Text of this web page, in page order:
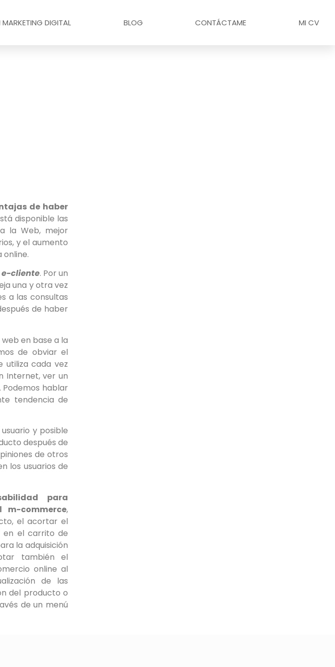
MARKETING DIGITAL BLOG CONTÁCTAME MI CV
de haber
disponible las
la Web, mejor
y el aumento
online.
e-cliente. Por un
una y otra vez
a las consultas
de haber
en base a la
de obviar el
utiliza cada vez
Internet, ver un
hablar
tendencia de
y posible
después de
de otros
los usuarios de
para
m-commerce,
el acortar el
en el carrito de
la adquisición
también el
online al
de las
del producto o
de un menú